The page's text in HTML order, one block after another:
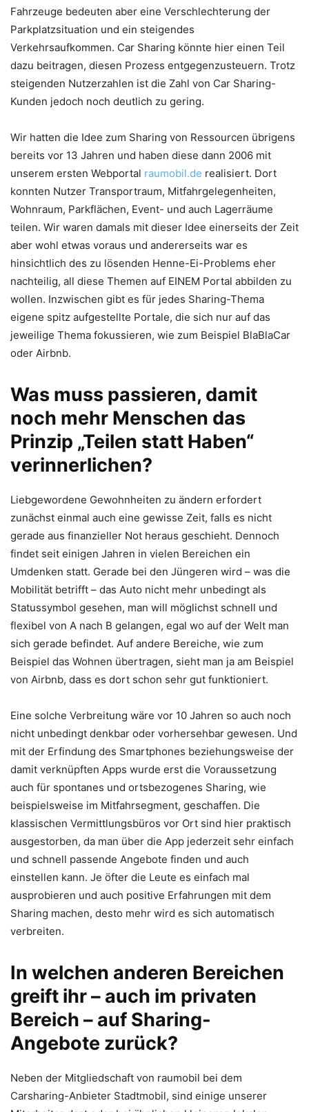
Fahrzeuge bedeuten aber eine Verschlechterung der
Parkplatzsituation und ein steigendes
Verkehrsaufkommen. Car Sharing könnte hier einen Teil
dazu beitragen, diesen Prozess entgegenzusteuern. Trotz
steigenden Nutzerzahlen ist die Zahl von Car Sharing-
Kunden jedoch noch deutlich zu gering.
Wir hatten die Idee zum Sharing von Ressourcen übrigens
bereits vor 13 Jahren und haben diese dann 2006 mit
unserem ersten Webportal raumobil.de realisiert. Dort
konnten Nutzer Transportraum, Mitfahrgelegenheiten,
Wohnraum, Parkflächen, Event- und auch Lagerräume
teilen. Wir waren damals mit dieser Idee einerseits der Zeit
aber wohl etwas voraus und andererseits war es
hinsichtlich des zu lösenden Henne-Ei-Problems eher
nachteilig, all diese Themen auf EINEM Portal abbilden zu
wollen. Inzwischen gibt es für jedes Sharing-Thema
eigene spitz aufgestellte Portale, die sich nur auf das
jeweilige Thema fokussieren, wie zum Beispiel BlaBlaCar
oder Airbnb.
Was muss passieren, damit
noch mehr Menschen das
Prinzip „Teilen statt Haben“
verinnerlichen?
Liebgewordene Gewohnheiten zu ändern erfordert
zunächst einmal auch eine gewisse Zeit, falls es nicht
gerade aus finanzieller Not heraus geschieht. Dennoch
findet seit einigen Jahren in vielen Bereichen ein
Umdenken statt. Gerade bei den Jüngeren wird – was die
Mobilität betrifft – das Auto nicht mehr unbedingt als
Statussymbol gesehen, man will möglichst schnell und
flexibel von A nach B gelangen, egal wo auf der Welt man
sich gerade befindet. Auf andere Bereiche, wie zum
Beispiel das Wohnen übertragen, sieht man ja am Beispiel
von Airbnb, dass es dort schon sehr gut funktioniert.
Eine solche Verbreitung wäre vor 10 Jahren so auch noch
nicht unbedingt denkbar oder vorhersehbar gewesen. Und
mit der Erfindung des Smartphones beziehungsweise der
damit verknüpften Apps wurde erst die Voraussetzung
auch für spontanes und ortsbezogenes Sharing, wie
beispielsweise im Mitfahrsegment, geschaffen. Die
klassischen Vermittlungsbüros vor Ort sind hier praktisch
ausgestorben, da man über die App jederzeit sehr einfach
und schnell passende Angebote finden und auch
einstellen kann. Je öfter die Leute es einfach mal
ausprobieren und auch positive Erfahrungen mit dem
Sharing machen, desto mehr wird es sich automatisch
verbreiten.
In welchen anderen Bereichen
greift ihr – auch im privaten
Bereich – auf Sharing-
Angebote zurück?
Neben der Mitgliedschaft von raumobil bei dem
Carsharing-Anbieter Stadtmobil, sind einige unserer